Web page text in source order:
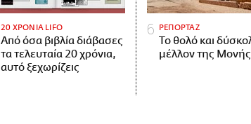
20 ΧΡΟΝΙΑ LIFO
Από όσα βιβλία διάβασες
τα τελευταία 20 χρόνια,
αυτό ξεχωρίζεις
ΡΕΠΟΡΤΑΖ
Το θολό και
μέλλον της Μονής